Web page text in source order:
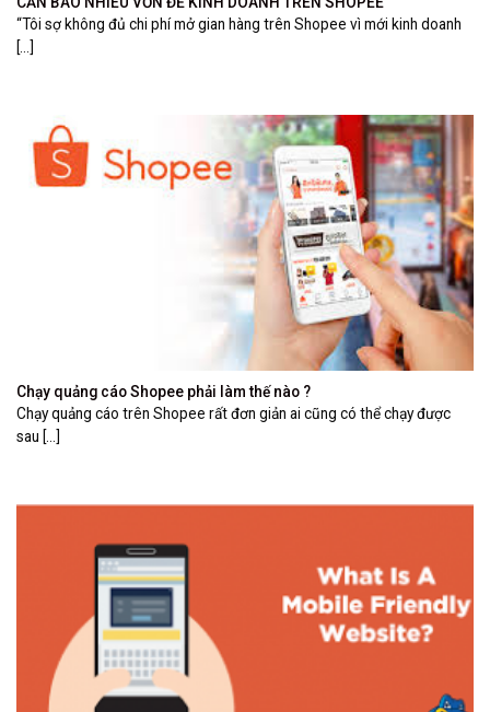
“Tôi sợ không đủ chi phí mở gian hàng trên Shopee vì mới kinh doanh
[...]
Chạy quảng cáo Shopee phải làm thế nào ?
Chạy quảng cáo trên Shopee rất đơn giản ai cũng có thể chạy được
sau [...]